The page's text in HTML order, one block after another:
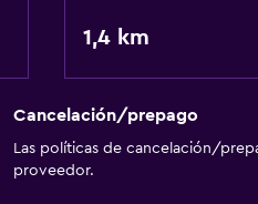
1,4 km
Cancelación/prepago
Las políticas de cancelación/
proveedor.